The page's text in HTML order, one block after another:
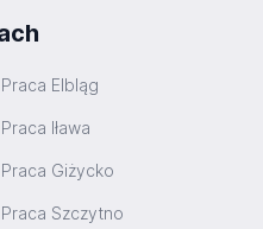
Praca Elbląg
Praca Iława
Praca Giżycko
Praca Szczytno